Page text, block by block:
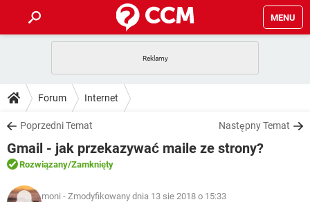
MENU
GRY
SPOTIFY
INSTAGRAM FACEBOOK
WINDOWS 10
PORADY
PlayStation
SPOTIFY
INSTAGRAM
DO POBRANIA
ANDROID TIKTOK
GRY
IOS NETFLIX
FORUM
COVID-19
ARTYKUŁY
Forum Internet
Poprzedni Temat Następny Temat
Gmail - jak przekazywać maile ze strony?
Rozwiązany/Zamknięty
moni - Zmodyfikowany dnia 13 sie 2018 o 15:33